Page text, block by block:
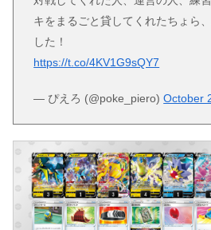
キをまるごと貸してくれたちょら
した！
https://t.co/4KV1G9sQY7
— ぴえろ (@poke_piero)October